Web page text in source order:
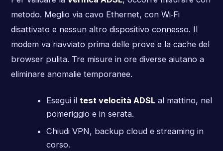
metodo. Meglio via cavo Ethernet, con Wi‑Fi
disattivato e nessun altro dispositivo connesso. Il
modem va riavviato prima delle prove e la cache del
browser pulita. Tre misure in ore diverse aiutano a
eliminare anomalie temporanee.
Esegui il test velocità ADSLal mattino, nel
pomeriggio e in serata.
Chiudi VPN, backup cloud e streaming in
corso.